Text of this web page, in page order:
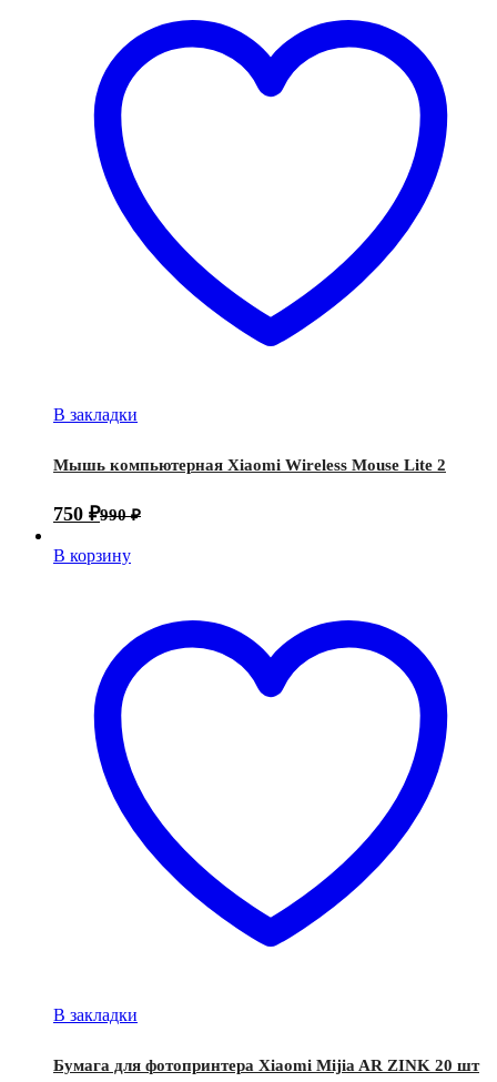
В закладки
Мышь компьютерная Xiaomi Wireless Mouse Lite 2
750 ₽990₽
В корзину
В закладки
Бумага для фотопринтера Xiaomi Mijia AR ZINK 20 шт